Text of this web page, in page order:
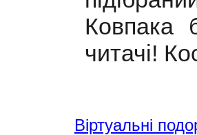
Ковпака
читачі!
Віртуальні